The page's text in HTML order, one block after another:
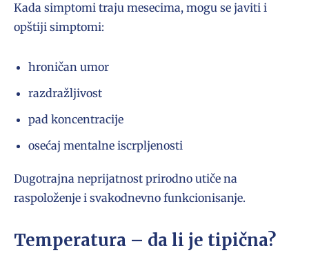
Kada simptomi traju mesecima, mogu se javiti i
opštiji simptomi:
hroničan umor
razdražljivost
pad koncentracije
osećaj mentalne iscrpljenosti
Dugotrajna neprijatnost prirodno utiče na
raspoloženje i svakodnevno funkcionisanje.
Temperatura – da li je tipična?